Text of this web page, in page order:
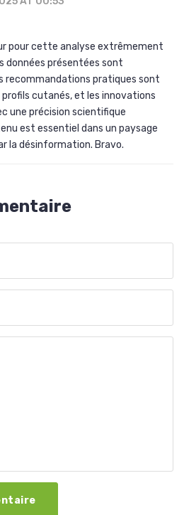
pour cette analyse extrêmement
données présentées sont
recommandations pratiques sont
cutanés, et les innovations
une précision scientifique
est essentiel dans un paysage
la désinformation. Bravo.